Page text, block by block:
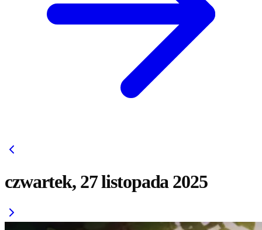
czwartek, 27 listopada 2025